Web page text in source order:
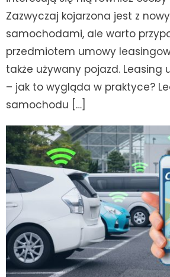
Zazwyczaj kojarzona jest z
samochodami, ale warto
przedmiotem umowy
także używany pojazd. Leasing
– jak to wygląda w praktyce?
samochodu […]